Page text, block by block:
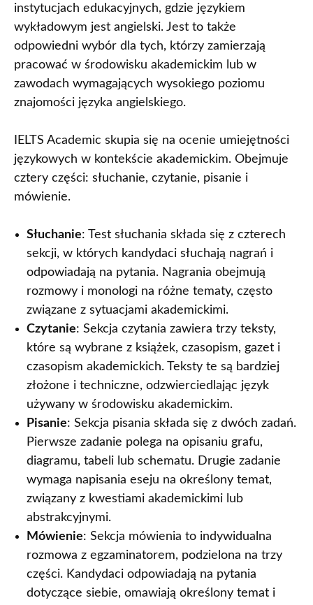
instytucjach edukacyjnych, gdzie językiem
wykładowym jest angielski. Jest to także
odpowiedni wybór dla tych, którzy zamierzają
pracować w środowisku akademickim lub w
zawodach wymagających wysokiego poziomu
znajomości języka angielskiego.
IELTS Academic skupia się na ocenie umiejętności
językowych w kontekście akademickim. Obejmuje
cztery części: słuchanie, czytanie, pisanie i
mówienie.
Słuchanie: Test słuchania składa się z czterech
sekcji, w których kandydaci słuchają nagrań i
odpowiadają na pytania. Nagrania obejmują
rozmowy i monologi na różne tematy, często
związane z sytuacjami akademickimi.
Czytanie: Sekcja czytania zawiera trzy teksty,
które są wybrane z książek, czasopism, gazet i
czasopism akademickich. Teksty te są bardziej
złożone i techniczne, odzwierciedlając język
używany w środowisku akademickim.
Pisanie: Sekcja pisania składa się z dwóch zadań.
Pierwsze zadanie polega na opisaniu grafu,
diagramu, tabeli lub schematu. Drugie zadanie
wymaga napisania eseju na określony temat,
związany z kwestiami akademickimi lub
abstrakcyjnymi.
Mówienie: Sekcja mówienia to indywidualna
rozmowa z egzaminatorem, podzielona na trzy
części. Kandydaci odpowiadają na pytania
dotyczące siebie, omawiają określony temat i